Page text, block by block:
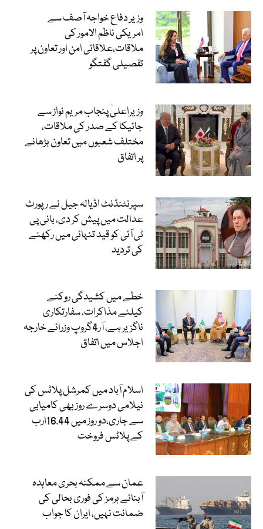
وزیر دفاع خواجہ آصف سے
امریکی ناظم الامور کی
ملاقات،علاقائی امن اور تعاون پر
تفصیلی گفتگو
وزیراعلیٰ پنجاب مریم نواز سے
جائیکا کے صدر کی ملاقات،
مختلف شعبوں میں تعاون بڑھانے
پر اتفاق
سپرنٹنڈنٹ اڈیالہ جیل نے رپورٹ
عدالت میں پیش کر دی، بانی پی
ٹی آئی کو قید تنہائی میں رکھنے
کی تردید
خطے میں کشیدگی روکنے
کیلئے مذاکرات، سفارتکاری
ناگزیر ہے، آر4گروپ وزرائے خارجہ
اجلاس میں اتفاق
اسلام آباد میں کمرشل پلاٹس کی
نیلامی دوسرے روز بھی کامیابی
سے جاری،دو روز میں 16.44ارب
کے پلاٹس فروخت
عمان سے ممکنہ بحری معاہدہ
آبنائے ہرمز کی فوری بحالی کی
ضمانت نہیں، ایران کا جواب